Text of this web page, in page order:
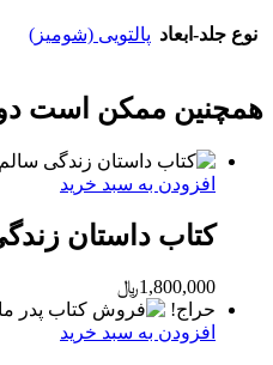
نوع جلد-ابعاد پالتویی (شومیز)
همچنین ممکن است
افزودن به سبد خرید
کتاب داستان
1,800,000﷼
حراج!
افزودن به سبد خرید